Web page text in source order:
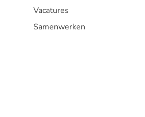
Vacatures
Samenwerken